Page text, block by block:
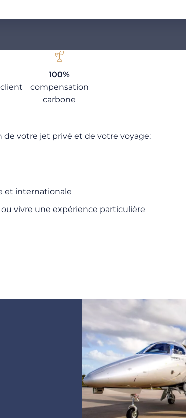
100%
compensation
carbone
de votre jet privé et de votre voyage:
et internationale
vivre une expérience particulière